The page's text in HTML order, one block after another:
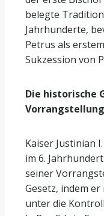
belegte
Jahrhunderte,
Petrus als
Sukzession von
Die historische
Kaiser Justinian
im 6.
seiner
Gesetz, indem
unter die